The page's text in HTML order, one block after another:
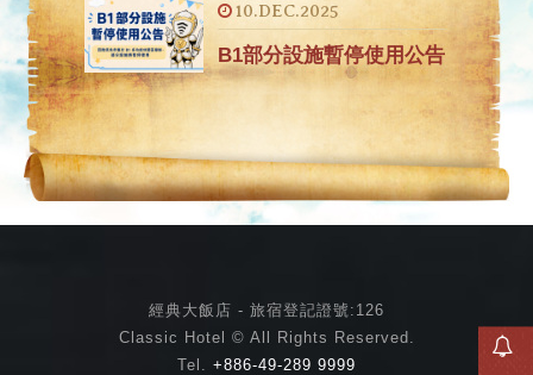
10.DEC.2025
B1部分設施暫停使用公告
經典大飯店 - 旅宿登記證號:126
Classic Hotel © All Rights Reserved.
Tel. +886-49-289 9999